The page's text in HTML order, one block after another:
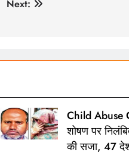
Next:
Child Abuse
शोषण पर
की सजा, 47